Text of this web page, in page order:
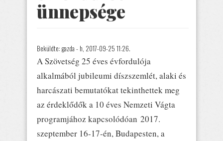
ünnepsége
Beküldte: gazda - h, 2017-09-25 11:26.
A Szövetség 25 éves évfordulója
alkalmából jubileumi díszszemlét, alaki és
harcászati bemutatókat tekinthettek meg
az érdeklődők a 10 éves Nemzeti Vágta
programjához kapcsolódóan 2017.
szeptember 16-17-én, Budapesten, a